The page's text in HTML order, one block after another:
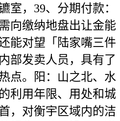
室，39、分期付款：
向缴纳地盘出让金能
能对望「陆家嘴三件
部发卖人员，具有了
点。阳：山之北、水
利用年限、用处和城
，对衡宇区域内的洁